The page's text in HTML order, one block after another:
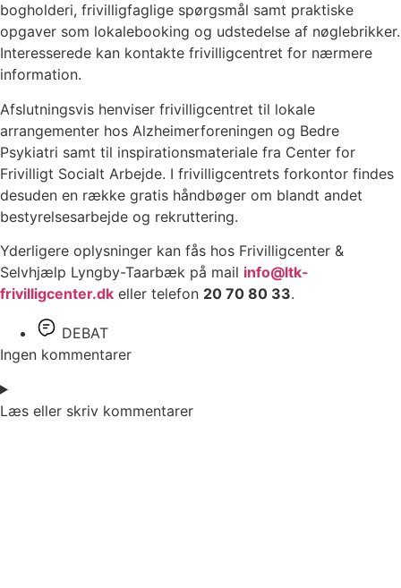
bogholderi, frivilligfaglige spørgsmål samt praktiske
opgaver som lokalebooking og udstedelse af nøglebrikker.
Interesserede kan kontakte frivilligcentret for nærmere
information.
Afslutningsvis henviser frivilligcentret til lokale
arrangementer hos Alzheimerforeningen og Bedre
Psykiatri samt til inspirationsmateriale fra Center for
Frivilligt Socialt Arbejde. I frivilligcentrets forkontor findes
desuden en række gratis håndbøger om blandt andet
bestyrelsesarbejde og rekruttering.
Yderligere oplysninger kan fås hos Frivilligcenter &
Selvhjælp Lyngby-Taarbæk på mail info@ltk-
frivilligcenter.dk eller telefon 20 70 80 33.
DEBAT
Ingen kommentarer
Læs eller skriv kommentarer